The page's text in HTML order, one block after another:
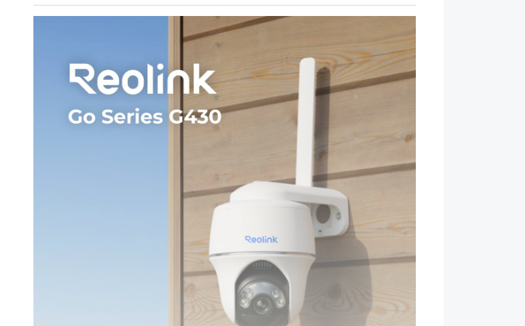
Поддержка 4G/LTE:
есть
Работа от аккумуляторных батарей:
да
Аналитика
Распознавание людей/автомобилей:
Физические характеристики корпуса
металл/пластик
White
Характеристики и комплектация товара могут изменяться производителем